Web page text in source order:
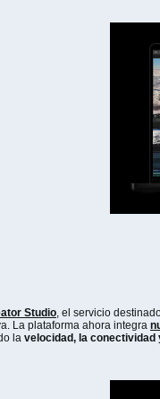
Studio , el servicio
La plataforma ahora integra
la velocidad, la conectividad